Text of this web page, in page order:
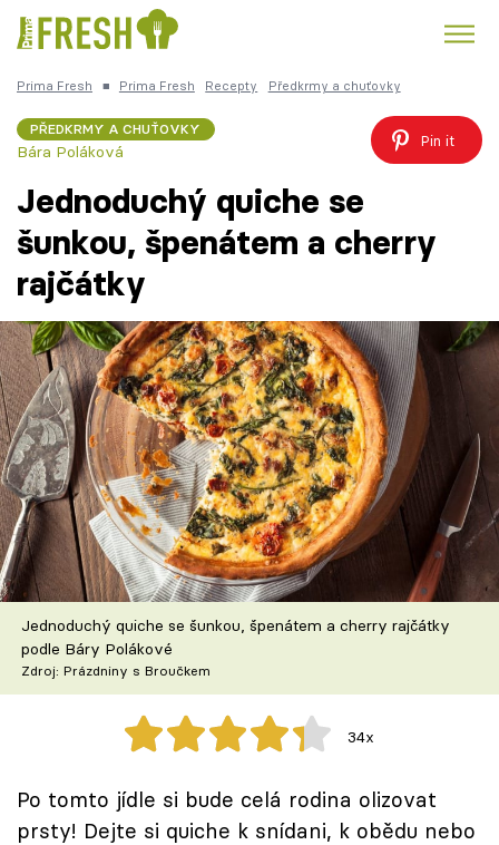
Česká kuchyně
Témata
Recepty
Články
TV Program
Škola vaření
Recepty z TV
Speciál: Cuketa
Těhotnej kuchař
Sledujte prima+
Přihlášení
Prima Fresh ■ Prima Fresh Recepty Předkrmy a chuťovky
PŘEDKRMY A CHUŤOVKY
Bára Poláková
Pin it
Jednoduchý quiche se
šunkou, špenátem a cherry
rajčátky
Jednoduchý quiche se šunkou, špenátem a cherry rajčátky
podle Báry Polákové
Zdroj: Prázdniny s Broučkem
34x
Po tomto jídle si bude celá rodina olizovat
prsty! Dejte si quiche k snídani, k obědu nebo